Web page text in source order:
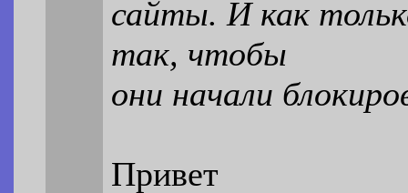
сайты. И как
так, чтобы
они начали
Привет